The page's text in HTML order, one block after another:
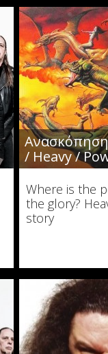
Ανασκόπηση
/ Heavy /
Where is the
the glory?
story